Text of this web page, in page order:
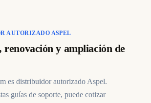
AUTORIZADO ASPEL
renovación y ampliación de
es distribuidor autorizado Aspel.
guías de soporte, puede cotizar